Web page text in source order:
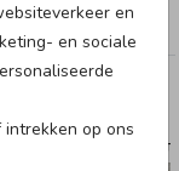
en
en sociale
op ons